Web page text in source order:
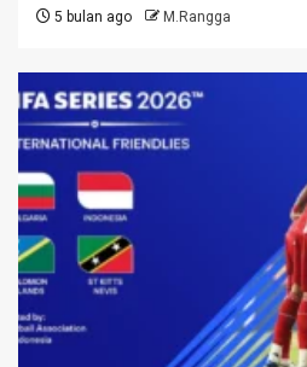
5 bulan ago M.Rangga